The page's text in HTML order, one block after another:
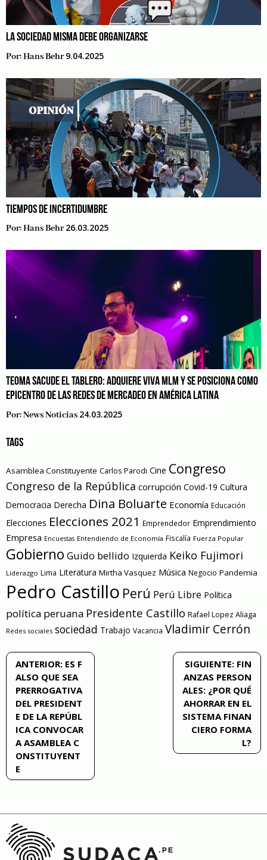
LA SOCIEDAD MISMA DEBE ORGANIZARSE
Por:Hans Behr 9.04.2025
TIEMPOS DE INCERTIDUMBRE
Por:Hans Behr 26.03.2025
TEOMA SACUDE EL TABLERO: ADQUIERE VIVA MLM Y SE POSICIONA COMO
EPICENTRO DE LAS REDES DE MERCADEO EN AMÉRICA LATINA
Por:News Noticias 24.03.2025
TAGS
Asamblea Constituyente Carlos Parodi Cine Congreso
Congreso de la República corrupción Covid-19 Cultura
Democracia Derecha Dina Boluarte Economía Educación
Elecciones Elecciones 2021 Emprendedor Emprendimiento
Empresa Encuestas Entendiendo de Economía Fiscalía Fuerza Popular
Gobierno Guido bellido Izquierda Keiko Fujimori
Liderazgo Lima Literatura Mirtha Vasquez Música Negocio Pandemia
Pedro Castillo Perú Perú Libre Política
política peruana Presidente Castillo Rafael Lopez Aliaga
Redes sociales sociedad Trabajo Vacancia Vladimir Cerrón
Navegación
de
entradas
ANTERIOR: ES F
ALSO QUE SEA
PRERROGATIVA
DEL PRESIDENT
E DE LA REPÚBL
ICA CONVOCAR
A ASAMBLEA C
ONSTITUYENT
E
SIGUIENTE: FIN
ANZAS PERSON
ALES: ¿POR QUÉ
AHORRAR EN EL
SISTEMA FINAN
CIERO FORMA
L?